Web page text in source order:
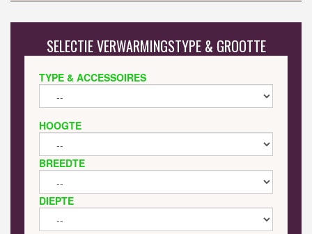
SELECTIE VERWARMINGSTYPE & GROOTTE
TYPE & ACCESSOIRES
HOOGTE
BREEDTE
DIEPTE